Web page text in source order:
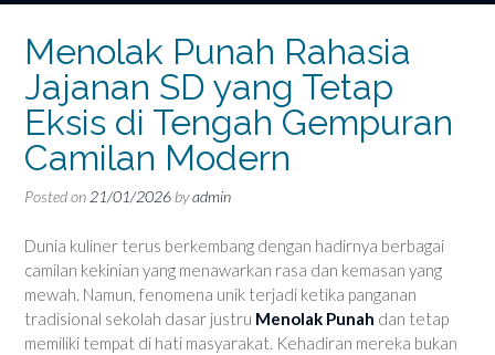
Menolak Punah Rahasia
Jajanan SD yang Tetap
Eksis di Tengah Gempuran
Camilan Modern
Posted on 21/01/2026 byadmin
Dunia kuliner terus berkembang dengan hadirnya berbagai
camilan kekinian yang menawarkan rasa dan kemasan yang
mewah. Namun, fenomena unik terjadi ketika panganan
tradisional sekolah dasar justru Menolak Punah dan tetap
memiliki tempat di hati masyarakat. Kehadiran mereka bukan